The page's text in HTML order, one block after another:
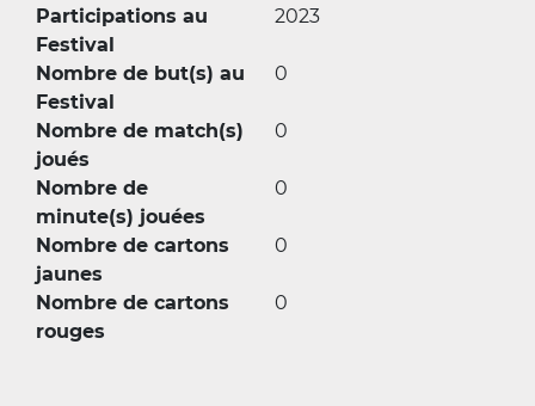
Participations au
Festival
2023
Nombre de but(s) au
Festival
0
Nombre de match(s)
joués
0
Nombre de
minute(s) jouées
0
Nombre de cartons
jaunes
0
Nombre de cartons
rouges
0